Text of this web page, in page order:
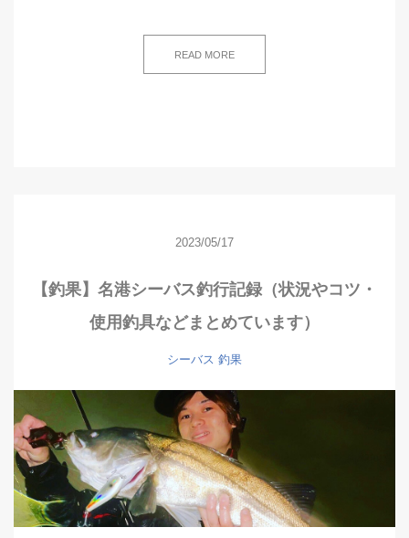
READ MORE
2023/05/17
【釣果】名港シーバス釣行記録（状況やコツ・
使用釣具などまとめています）
シーバス 釣果